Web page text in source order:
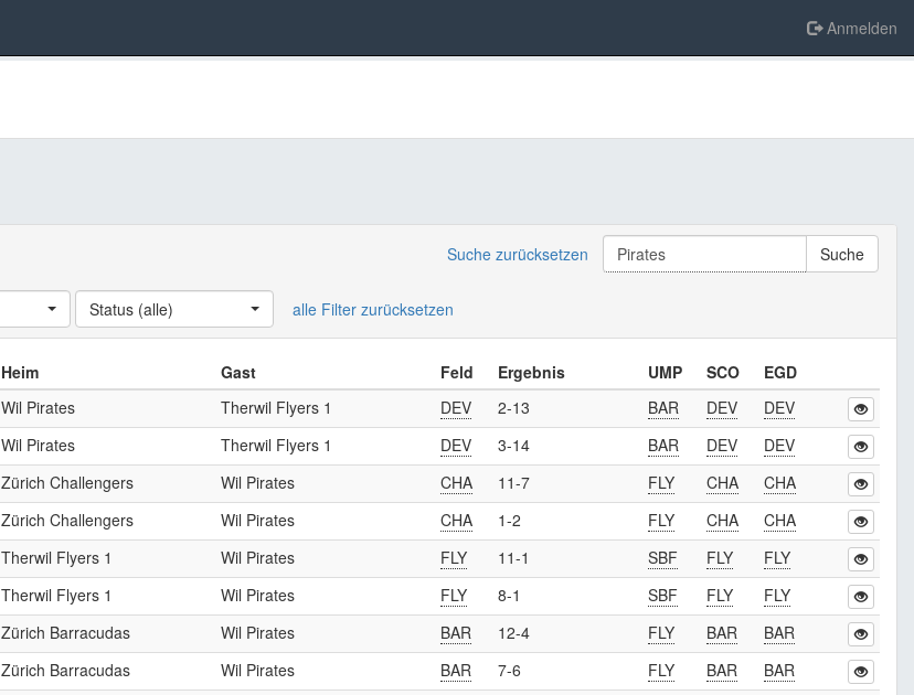
Anmelden
Suche zurücksetzen Suche
Status (alle) alle Filter zurücksetzen
Heim Gast Feld Ergebnis UMP SCO
EGD
Wil Pirates Therwil Flyers 1 DEV 2-13 BAR DEV
DEV
Wil Pirates Therwil Flyers 1 DEV 3-14 BAR DEV
DEV
Zürich Challengers Wil Pirates CHA 11-7 FLY CHA
CHA
Zürich Challengers Wil Pirates CHA 1-2 FLY CHA
CHA
Therwil Flyers 1 Wil Pirates FLY 11-1 SBF FLY
FLY
Therwil Flyers 1 Wil Pirates FLY 8-1 SBF FLY
FLY
Zürich Barracudas Wil Pirates BAR 12-4 FLY BAR
BAR
Zürich Barracudas Wil Pirates BAR 7-6 FLY BAR
BAR